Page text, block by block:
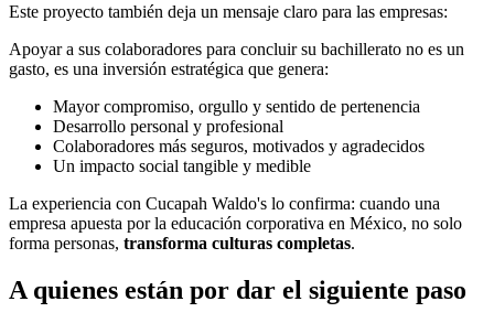
Este proyecto también deja un mensaje claro para las empresas:
Apoyar a sus colaboradores para concluir su bachillerato no es un
gasto, es una inversión estratégica que genera:
Mayor compromiso, orgullo y sentido de pertenencia
Desarrollo personal y profesional
Colaboradores más seguros, motivados y agradecidos
Un impacto social tangible y medible
La experiencia con Cucapah Waldo's lo confirma: cuando una
empresa apuesta por la educación corporativa en México, no solo
forma personas, transforma culturas completas.
A quienes están por dar el siguiente paso